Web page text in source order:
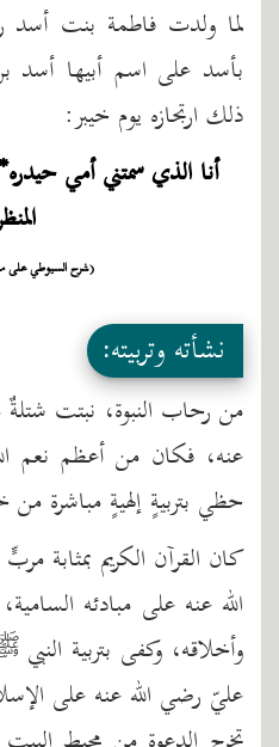
لما ولدت فاطمة بنت أسد
بأسد على اسم أبيها
ذلك ارتجازه يوم خيبر:
أنا الذي سمتني أمي
(شرح السيوطي على
نشأته وتربيته:
من رحاب النبوة، نبتت شتلةٌ
عنه، فكان من أعظم نعم
حظي بتربيةٍ إلهيةٍ مباشرة
كان القرآن الكريم بمثابة
الله عنه على مبادئه
وأخلاقه، وكفى بتربية
عليّ رضي الله عنه على